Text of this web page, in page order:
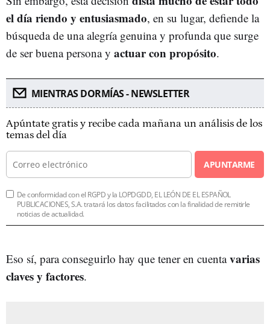
el día riendo y entusiasmado, en su lugar, defiende la
búsqueda de una alegría genuina y profunda que surge
de ser buena persona y actuar con propósito.
MIENTRAS DORMÍAS - NEWSLETTER
Apúntate gratis y recibe cada mañana un análisis de los
temas del día
APUNTARME
De conformidad con el RGPD y la LOPDGDD, EL LEÓN DE EL ESPAÑOL
PUBLICACIONES, S.A. tratará los datos facilitados con la finalidad de remitirle
noticias de actualidad.
Eso sí, para conseguirlo hay que tener en cuentavarias
claves y factores.